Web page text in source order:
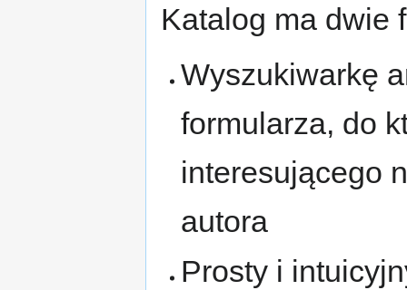
Katalog ma dwie
Wyszukiwarkę
formularza, do
interesującego
autora
Prosty i